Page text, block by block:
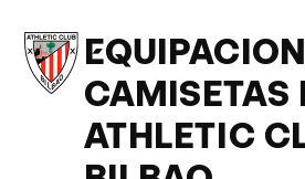
EQUIPACIONES Y
CAMISETAS
ATHLETIC